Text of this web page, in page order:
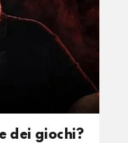
dei giochi?